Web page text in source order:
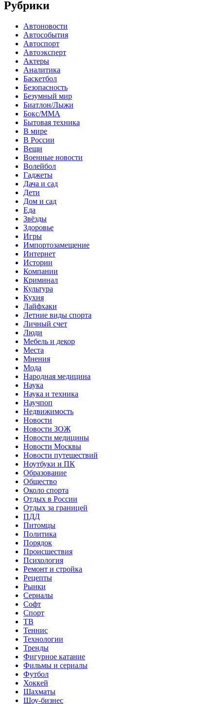
Рубрики
Автоновости
Автособытия
Автоспорт
Автоэксперт
Актеры
Аналитика
Баскетбол
Безопасность
Безумный мир
Биатлон/Лыжи
Бокс/MMA
Бытовая техника
В мире
В России
Вещи
Военные новости
Волейбол
Гаджеты
Дача и сад
Дети
Дом и сад
Еда
Звёзды
Здоровье
Игры
Импортозамещение
Интернет
Истории
Компании
Криминал
Культура
Кухня
Лайфхаки
Летние виды спорта
Личный счет
Люди
Мебель и декор
Места
Мнения
Мода
Народная медицина
Наука
Наука и техника
Научпоп
Недвижимость
Новости
Новости ЗОЖ
Новости медицины
Новости Москвы
Новости путешествий
Ноутбуки и ПК
Образование
Общество
Около спорта
Отдых в России
Отдых за границей
ПДД
Питомцы
Политика
Порядок
Происшествия
Психология
Ремонт и стройка
Рецепты
Рынки
Сериалы
Софт
Спорт
ТВ
Теннис
Технологии
Тренды
Фигурное катание
Фильмы и сериалы
Футбол
Хоккей
Шахматы
Шоу-бизнес